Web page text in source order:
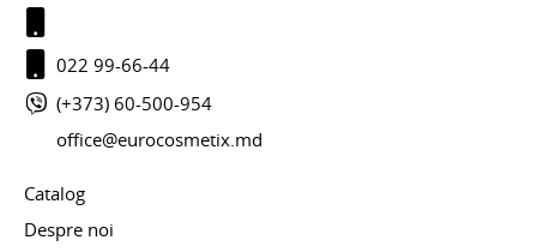
022 99-66-44
(+373) 60-500-954
office@eurocosmetix.md
Catalog
Despre noi